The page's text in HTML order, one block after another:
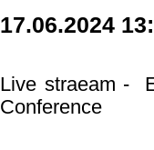
17.06.2024
Live straeam -
Conference